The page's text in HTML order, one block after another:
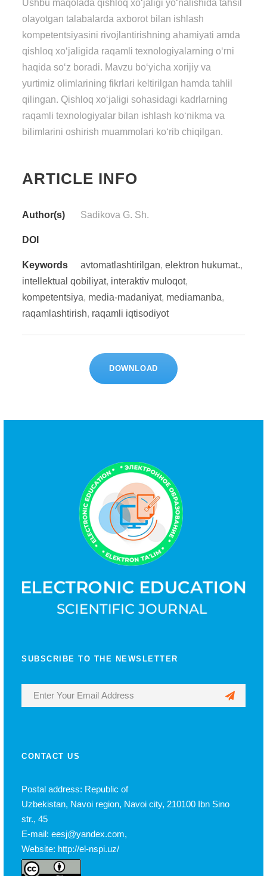
Ushbu maqolada qishloq xo‘jaligi yo‘nalishida tahsil
olayotgan talabalarda axborot bilan ishlash
kompetentsiyasini rivojlantirishning ahamiyati amda
qishloq xo‘jaligida raqamli texnologiyalarning o‘rni
haqida so‘z boradi. Mavzu bo‘yicha xorijiy va
yurtimiz olimlarining fikrlari keltirilgan hamda tahlil
qilingan. Qishloq xo‘jaligi sohasidagi kadrlarning
raqamli texnologiyalar bilan ishlash ko‘nikma va
bilimlarini oshirish muammolari ko‘rib chiqilgan.
ARTICLE INFO
Author(s) Sadikova G. Sh.
DOI
Keywords avtomatlashtirilgan, elektron hukumat.,
intellektual qobiliyat, interaktiv muloqot,
kompetentsiya, media-madaniyat, mediamanba,
raqamlashtirish, raqamli iqtisodiyot
DOWNLOAD
SUBSCRIBE TO THE NEWSLETTER
CONTACT US
Postal address: Republic of
Uzbekistan, Navoi region, Navoi city, 210100 Ibn Sino
str., 45
E-mail: eesj@yandex.com,
Website: http://el-nspi.uz/